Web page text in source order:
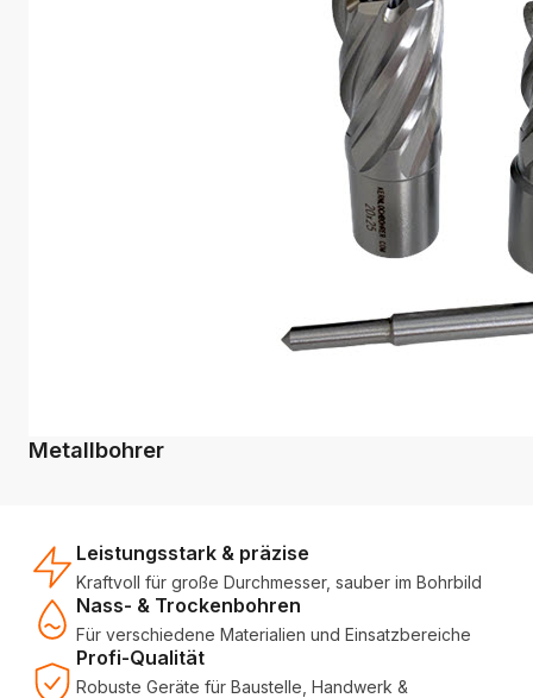
Metallbohrer
Leistungsstark & präzise
Kraftvoll für große Durchmesser, sauber im Bohrbild
Nass- & Trockenbohren
Für verschiedene Materialien und Einsatzbereiche
Profi-Qualität
Robuste Geräte für Baustelle, Handwerk &